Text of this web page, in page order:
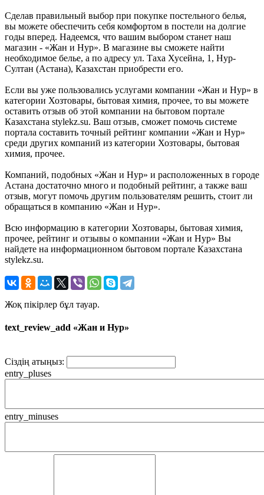
Сделав правильный выбор при покупке постельного белья,
вы можете обеспечить себя комфортом в постели на долгие
годы вперед. Надеемся, что вашим выбором станет наш
магазин - «Жан и Нур». В магазине вы сможете найти
необходимое белье, а по адресу ул. Таха Хусейна, 1, Нур-
Султан (Астана), Казахстан приобрести его.
Если вы уже пользовались услугами компании «Жан и Нур» в
категории Хозтовары, бытовая химия, прочее, то вы можете
оставить отзыв об этой компании на бытовом портале
Казахстана stylekz.su. Ваш отзыв, сможет помочь системе
портала составить точный рейтинг компании «Жан и Нур»
среди других компаний из категории Хозтовары, бытовая
химия, прочее.
Компаний, подобных «Жан и Нур» и расположенных в городе
Астана достаточно много и подобный рейтинг, а также ваш
отзыв, могут помочь другим пользователям решить, стоит ли
обращаться в компанию «Жан и Нур».
Всю информацию в категории Хозтовары, бытовая химия,
прочее, рейтинг и отзывы о компании «Жан и Нур» Вы
найдете на информационном бытовом портале Казахстана
stylekz.su.
Жоқ пікірлер бұл тауар.
text_review_add «Жан и Нур»
Сіздің атыңыз:
entry_pluses
entry_minuses